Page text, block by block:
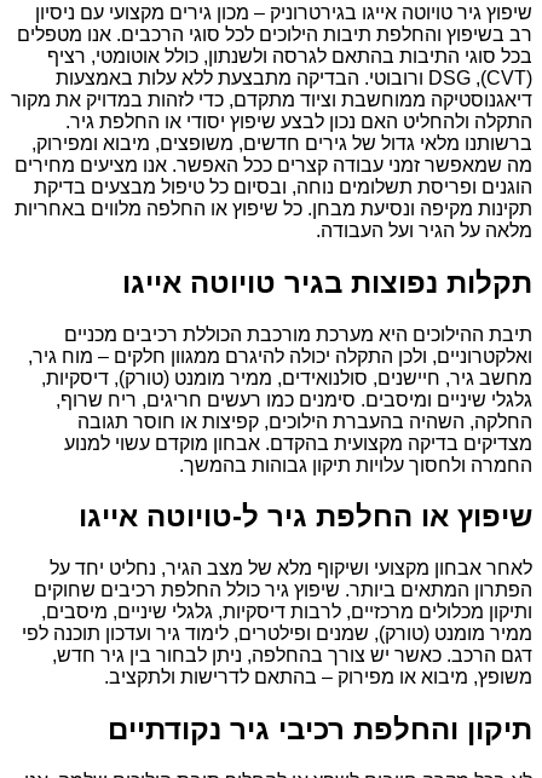
שיפוץ גיר טויוטה אייגו בגירטרוניק – מכון גירים מקצועי עם ניסיון
רב בשיפוץ והחלפת תיבות הילוכים לכל סוגי הרכבים. אנו מטפלים
בכל סוגי התיבות בהתאם לגרסה ולשנתון, כולל אוטומטי, רציף
(CVT), DSG ורובוטי. הבדיקה מתבצעת ללא עלות באמצעות
דיאגנוסטיקה ממוחשבת וציוד מתקדם, כדי לזהות במדויק את מקור
התקלה ולהחליט האם נכון לבצע שיפוץ יסודי או החלפת גיר.
ברשותנו מלאי גדול של גירים חדשים, משופצים, מיבוא ומפירוק,
מה שמאפשר זמני עבודה קצרים ככל האפשר. אנו מציעים מחירים
הוגנים ופריסת תשלומים נוחה, ובסיום כל טיפול מבצעים בדיקת
תקינות מקיפה ונסיעת מבחן. כל שיפוץ או החלפה מלווים באחריות
מלאה על הגיר ועל העבודה.
תקלות נפוצות בגיר טויוטה אייגו
תיבת ההילוכים היא מערכת מורכבת הכוללת רכיבים מכניים
ואלקטרוניים, ולכן התקלה יכולה להיגרם ממגוון חלקים – מוח גיר,
מחשב גיר, חיישנים, סולנואידים, ממיר מומנט (טורק), דיסקיות,
גלגלי שיניים ומיסבים. סימנים כמו רעשים חריגים, ריח שרוף,
החלקה, השהיה בהעברת הילוכים, קפיצות או חוסר תגובה
מצדיקים בדיקה מקצועית בהקדם. אבחון מוקדם עשוי למנוע
החמרה ולחסוך עלויות תיקון גבוהות בהמשך.
שיפוץ או החלפת גיר ל-טויוטה אייגו
לאחר אבחון מקצועי ושיקוף מלא של מצב הגיר, נחליט יחד על
הפתרון המתאים ביותר. שיפוץ גיר כולל החלפת רכיבים שחוקים
ותיקון מכלולים מרכזיים, לרבות דיסקיות, גלגלי שיניים, מיסבים,
ממיר מומנט (טורק), שמנים ופילטרים, לימוד גיר ועדכון תוכנה לפי
דגם הרכב. כאשר יש צורך בהחלפה, ניתן לבחור בין גיר חדש,
משופץ, מיבוא או מפירוק – בהתאם לדרישות ולתקציב.
תיקון והחלפת רכיבי גיר נקודתיים